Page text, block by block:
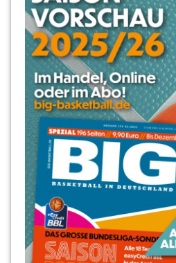
Place
Moliere
Regionalliga
Reinickendorf
Robert
Borchert
Robin
Roland
Winterstein
RSV
Basketball